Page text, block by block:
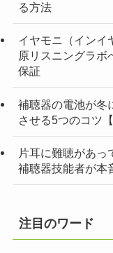
る方法
イヤモニ（インイ
原リスニングラボ
保証
補聴器の電池が冬
させる5つのコツ
片耳に難聴があっ
補聴器技能者が本
注目のワード